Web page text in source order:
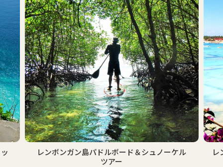
ル
レンボンガン島マングローブ＆シュノーケルツ
アー